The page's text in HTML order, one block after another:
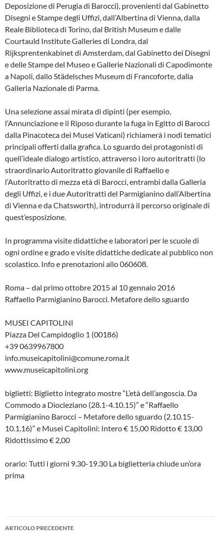
Deposizione di Perugia di Barocci), provenienti dal Gabinetto
Disegni e Stampe degli Uffizi, dall’Albertina di Vienna, dalla
Reale Biblioteca di Torino, dal British Museum e dalle
Courtauld Institute Galleries di Londra, dal
Rijksprentenkabinet di Amsterdam, dal Gabinetto dei Disegni
e delle Stampe del Museo e Gallerie Nazionali di Capodimonte
a Napoli, dallo Städelsches Museum di Francoforte, dalla
Galleria Nazionale di Parma.
Una selezione assai mirata di dipinti (per esempio,
l’Annunciazione e il Riposo durante la fuga in Egitto di Barocci
dalla Pinacoteca dei Musei Vaticani) richiamerà i nodi tematici
principali offerti dalla grafica. Lo sguardo dei protagonisti di
quell’ideale dialogo artistico, attraverso i loro autoritratti (lo
straordinario Autoritratto giovanile di Raffaello e
l’Autoritratto di mezza età di Barocci, entrambi dalla Galleria
degli Uffizi, e i due Autoritratti del Parmigianino dall’Albertina
di Vienna e da Chatsworth), introdurrà il percorso originale di
quest’esposizione.
In programma visite didattiche e laboratori per le scuole di
ogni ordine e grado e visite didattiche dedicate al pubblico non
scolastico. Info e prenotazioni allo 060608.
Roma – dal primo ottobre 2015 al 10 gennaio 2016
Raffaello Parmigianino Barocci. Metafore dello sguardo
MUSEI CAPITOLINI
Piazza Del Campidoglio 1 (00186)
+39 0639967800
info.museicapitolini@comune.roma.it
www.museicapitolini.org
biglietti: Biglietto integrato mostre “L’età dell’angoscia. Da
Commodo a Diocleziano (28.1-4.10.15)” e “Raffaello
Parmigianino Barocci – Metafore dello sguardo (2.10.15-
10.1.16)” e Musei Capitolini: Intero € 15,00 Ridotto € 13,00
Ridottissimo € 2,00
orario: Tutti i giorni 9.30-19.30 La biglietteria chiude un’ora
prima
Navigazione
ARTICOLO PRECEDENTE